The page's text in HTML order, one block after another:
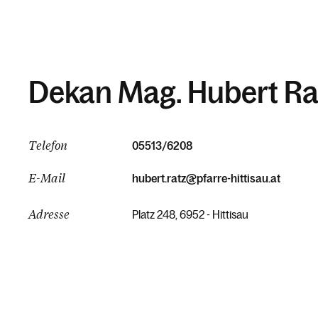
Dekan Mag. Hubert
Telefon 05513/6208
E-Mail hubert.ratz@pfarre-hittisau.at
Adresse Platz 248, 6952 - Hittisau